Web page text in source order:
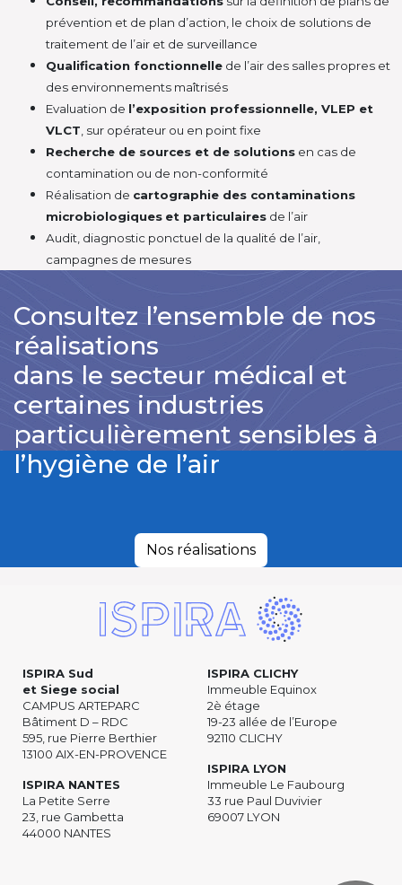
prévention et de plan d’action, le choix de solutions de
traitement de l’air et de surveillance
Qualification fonctionnelle de l’air des salles propres et
des environnements maîtrisés
Evaluation de l’exposition professionnelle, VLEP et
VLCT , sur opérateur ou en point fixe
Recherche de sources et de solutions en cas de
contamination ou de non-conformité
Réalisation de cartographie des contaminations
microbiologiques et particulaires de l’air
Audit, diagnostic ponctuel de la qualité de l’air,
campagnes de mesures
Consultez l’ensemble de nos
réalisations
dans le secteur médical et
certaines industries
particulièrement sensibles à
l’hygiène de l’air
Nos réalisations
ISPIRA Sud
et Siege social
CAMPUS ARTEPARC
Bâtiment D – RDC
595, rue Pierre Berthier
13100 AIX-EN-PROVENCE
ISPIRA NANTES
La Petite Serre
23, rue Gambetta
44000 NANTES
ISPIRA CLICHY
Immeuble Equinox
2è étage
19-23 allée de l’Europe
92110 CLICHY
ISPIRA LYON
Immeuble Le Faubourg
33 rue Paul Duvivier
69007 LYON